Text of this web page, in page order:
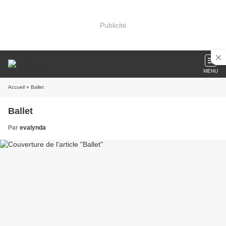
Publicité
MENU
Accueil » Ballet
Ballet
Par evalynda